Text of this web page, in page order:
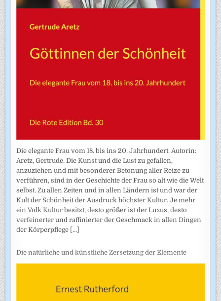
Die elegante Frau vom 18. bis ins 20. Jahrhundert. Autorin:
Aretz, Gertrude. Die Kunst und die Lust zu gefallen,
anzuziehen und mit besonderer Betonung aller Reize zu
verführen, sind in der Geschichte der Frau so alt wie die Welt
selbst. Zu allen Zeiten und in allen Ländern ist und war der
Kult der Schönheit der Ausdruck höchster Kultur. Je mehr
ein Volk Kultur besitzt, desto größer ist der Luxus, desto
verfeinerter und raffinierter der Geschmack in allen Dingen
der Körperpflege [...]
Die natürliche und künstliche Zersetzung der Elemente